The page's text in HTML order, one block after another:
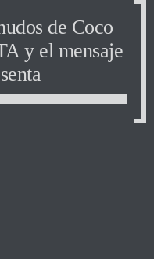
de Coco
y el mensaje